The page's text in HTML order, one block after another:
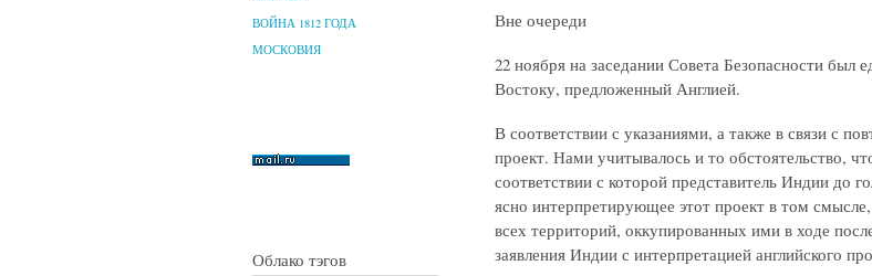
ВОЙНА 1812 ГОДА
МОСКОВИЯ
Облако тэгов
Вне очереди
22 ноября на заседании Совета Безопасности
Востоку, предложенный Англией.
В соответствии с указаниями, а также в связи с
проект. Нами учитывалось и то обстоятельство,
соответствии с которой представитель Индии до
ясно интерпретирующее этот проект в том
всех территорий, оккупированных ими в ходе
заявления Индии с интерпретацией английского